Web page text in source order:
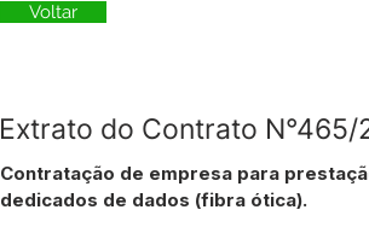
Voltar
Extrato do Contrato N°465/
Contratação de empresa para
dedicados de dados (fibra ótica).